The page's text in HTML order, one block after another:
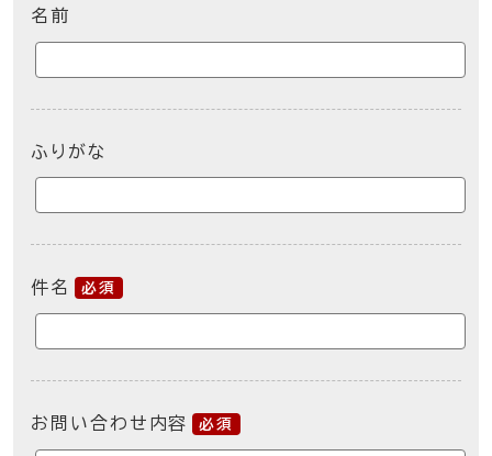
名前
ふりがな
件名 必須
お問い合わせ内容 必須